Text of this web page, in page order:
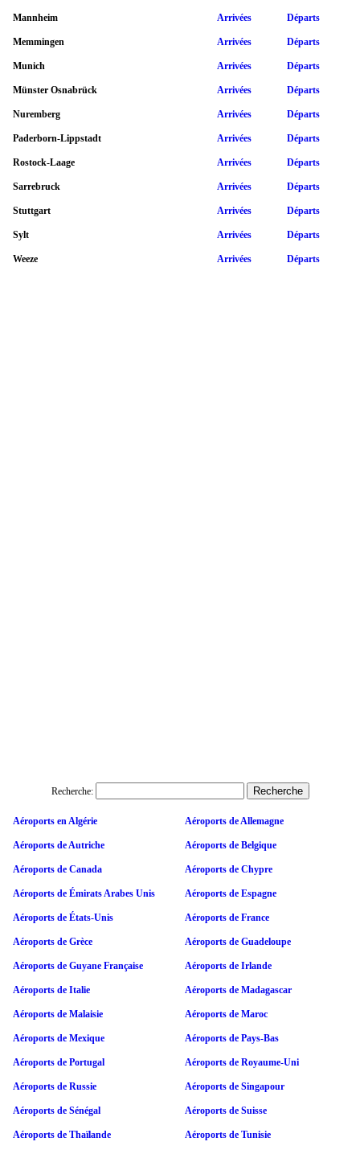
Mannheim Arrivées Départs
Memmingen Arrivées Départs
Munich Arrivées Départs
Münster Osnabrück Arrivées Départs
Nuremberg Arrivées Départs
Paderborn-Lippstadt Arrivées Départs
Rostock-Laage Arrivées Départs
Sarrebruck Arrivées Départs
Stuttgart Arrivées Départs
Sylt Arrivées Départs
Weeze Arrivées Départs
Recherche:
Aéroports en Algérie Aéroports de Allemagne
Aéroports de Autriche Aéroports de Belgique
Aéroports de Canada Aéroports de Chypre
Aéroports de Émirats Arabes Unis Aéroports de Espagne
Aéroports de États-Unis Aéroports de France
Aéroports de Grèce Aéroports de Guadeloupe
Aéroports de Guyane Française Aéroports de Irlande
Aéroports de Italie Aéroports de Madagascar
Aéroports de Malaisie Aéroports de Maroc
Aéroports de Mexique Aéroports de Pays-Bas
Aéroports de Portugal Aéroports de Royaume-Uni
Aéroports de Russie Aéroports de Singapour
Aéroports de Sénégal Aéroports de Suisse
Aéroports de Thaïlande Aéroports de Tunisie